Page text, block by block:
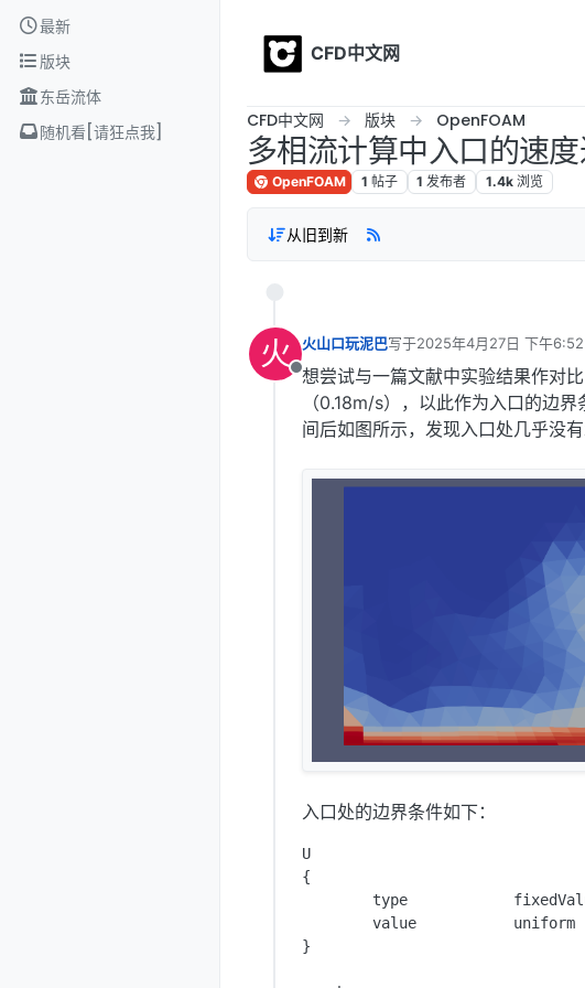
Skip to content
最新
版块
东岳流体
随机看[请狂点我]
CFD中文网
CFD中文网 版块 OpenFOAM
多相流计算中入口的速
OpenFOAM 1 帖子 1 发布者 1.4k 浏览
从旧到新
火
离线
火山口玩泥巴写于2025年4月27日 下午6:52
最后由 编辑
想尝试与一篇文献中实验结果作对
（0.18m/s），以此作为入口的边
间后如图所示，发现入口处几乎没
入口处的边界条件如下：
U
{
type
value           uniform
}